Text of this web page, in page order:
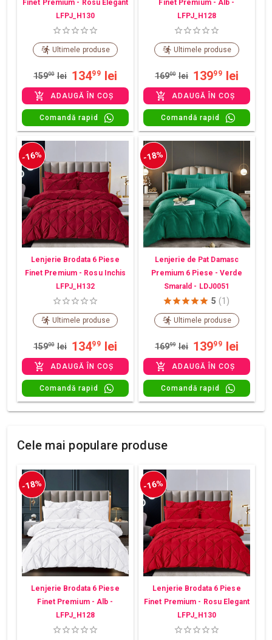
Finet Premium - Rosu Elegant
LFPJ_H130
Ultimele produse
15900 lei 13499 lei
ADAUGĂ ÎN COȘ
Comandă rapid
Finet Premium - Alb -
LFPJ_H128
Ultimele produse
16900 lei 13999 lei
ADAUGĂ ÎN COȘ
Comandă rapid
-16%
Lenjerie Brodata 6 Piese
Finet Premium - Rosu Inchis
LFPJ_H132
Ultimele produse
15900 lei 13499 lei
ADAUGĂ ÎN COȘ
Comandă rapid
-18%
Lenjerie de Pat Damasc
Premium 6 Piese - Verde
Smarald - LDJ0051
5 (1)
Ultimele produse
16999 lei 13999 lei
ADAUGĂ ÎN COȘ
Comandă rapid
Cele mai populare produse
-18%
Lenjerie Brodata 6 Piese
Finet Premium - Alb -
LFPJ_H128
-16%
Lenjerie Brodata 6 Piese
Finet Premium - Rosu Elegant
LFPJ_H130